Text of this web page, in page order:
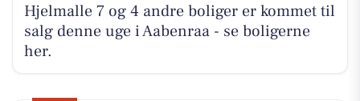
Hjelmalle 7 og 4 andre boliger er kommet til
salg denne uge i Aabenraa - se boligerne
her.